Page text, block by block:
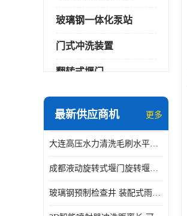
玻璃钢一体化泵站
门式冲洗装置
翻转式堰门
智能一体化雨水泵站
智能一体化供水泵房
智能一体化净水设备
最新供应商机 更多
大连高压水力清洗毛刷水平自清洁滚刷 水力自动冲洗系统 水力清洗
成都液动旋转式堰门旋转堰门 自动控制 SUS304
玻璃钢预制检查井 装配式雨水污水井 初期弃流井 源头厂家